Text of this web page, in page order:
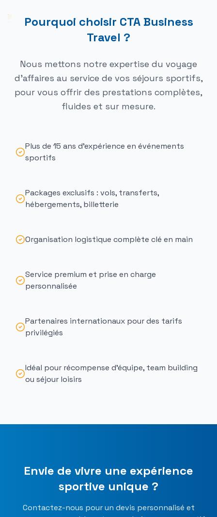
Pourquoi choisir CTA Business
Travel ?
Nous mettons notre expertise du voyage
d'affaires au service de vos séjours sportifs,
pour vous offrir des prestations complètes,
fluides et sur mesure.
Plus de 15 ans d'expérience en événements
sportifs
Packages exclusifs : vols, transferts,
hébergements, billetterie
Organisation logistique complète clé en main
Service premium et prise en charge
personnalisée
Partenaires internationaux pour des tarifs
privilégiés
Idéal pour récompense d'équipe, team building
ou séjour loisirs
Envie de vivre une expérience
sportive unique ?
Contactez-nous pour un devis personnalisé et